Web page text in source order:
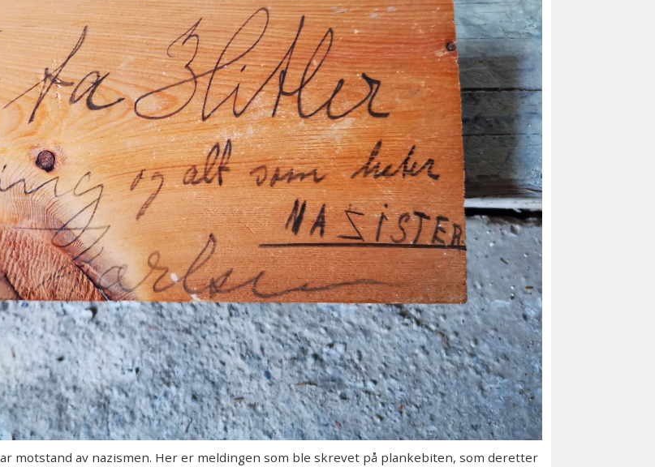
motstand av nazismen. Her er meldingen som ble skrevet på plankebiten, som deretter